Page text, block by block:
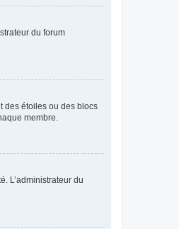
du forum
des étoiles ou des blocs
membre.
L’administrateur du